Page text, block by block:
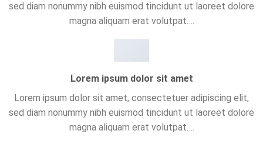
sed diam nonummy nibh euismod tincidunt ut laoreet dolore
magna aliquam erat volutpat….
Lorem ipsum dolor sit amet
Lorem ipsum dolor sit amet, consectetuer adipiscing elit,
sed diam nonummy nibh euismod tincidunt ut laoreet dolore
magna aliquam erat volutpat….